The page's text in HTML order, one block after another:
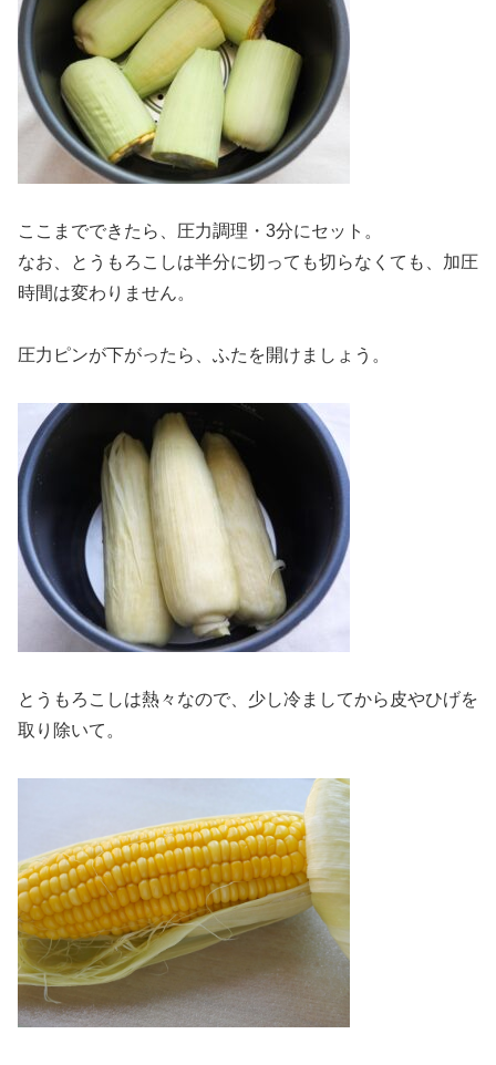
ここまでできたら、圧力調理・3分にセット。
なお、とうもろこしは半分に切っても切らなくても、加圧
時間は変わりません。
圧力ピンが下がったら、ふたを開けましょう。
とうもろこしは熱々なので、少し冷ましてから皮やひげを
取り除いて。